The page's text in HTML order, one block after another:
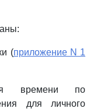
(приложение N 1
времени по
для личного